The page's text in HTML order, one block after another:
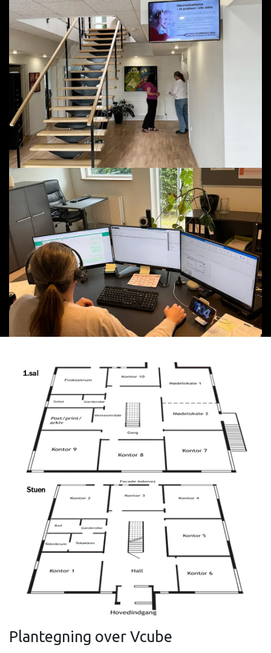
Plantegning over Vcube